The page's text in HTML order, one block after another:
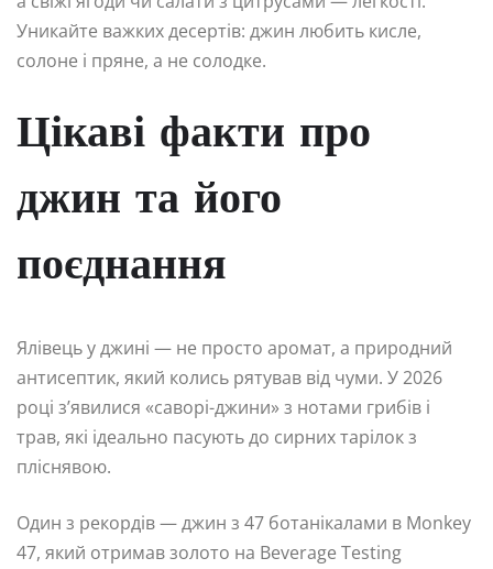
Уникайте важких десертів: джин любить кисле,
солоне і пряне, а не солодке.
Цікаві факти про
джин та його
поєднання
Ялівець у джині — не просто аромат, а природний
антисептик, який колись рятував від чуми. У 2026
році з’явилися «саворі-джини» з нотами грибів і
трав, які ідеально пасують до сирних тарілок з
пліснявою.
Один з рекордів — джин з 47 ботанікалами в Monkey
47, який отримав золото на Beverage Testing